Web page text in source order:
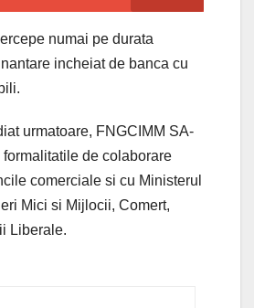
numai pe durata
incheiat de banca cu
urmatoare, FNGCIMM SA-
formalitatile de colaborare
comerciale si cu Ministerul
Mici si Mijlocii, Comert,
Liberale.